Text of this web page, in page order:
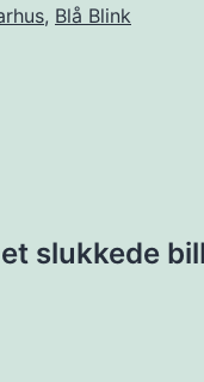
, Blå Blink
slukkede